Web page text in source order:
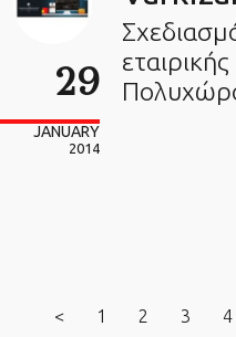
29
JANUARY
2014
< 1 2 3 4